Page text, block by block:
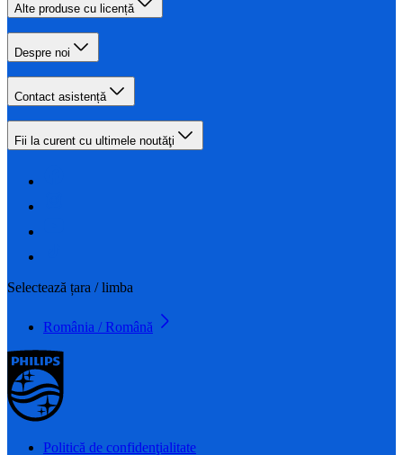
Alte produse cu licență
Despre noi
Contact asistență
Fii la curent cu ultimele noutăţi
Selectează țara / limba
România / Română
Politică de confidenţialitate